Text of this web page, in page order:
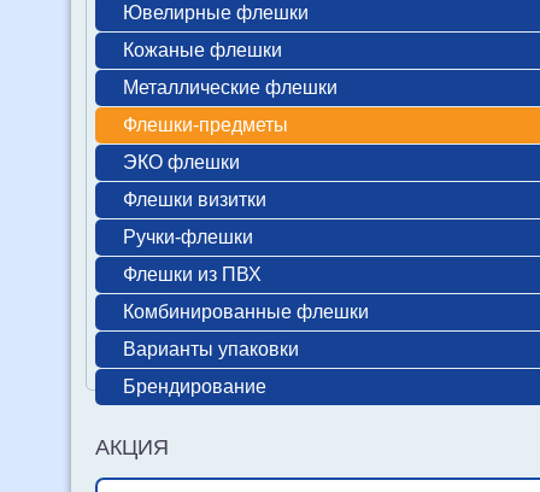
Ювелирные флешки
Кожаные флешки
Металлические флешки
Флешки-предметы
ЭКО флешки
Флешки визитки
Ручки-флешки
Флешки из ПВХ
Комбинированные флешки
Варианты упаковки
Брендирование
АКЦИЯ